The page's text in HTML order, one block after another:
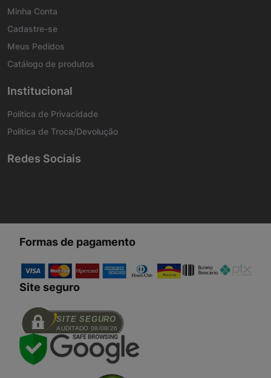
Minha Conta
Cadastre-se
Meus Pedidos
Catálogo de produtos
Institucional
Politica de Privacidade
Politica de Troca/Devolução
Redes Sociais
Formas de pagamento
Site seguro
SITE SEGURO
AUDITADO 08/08/26